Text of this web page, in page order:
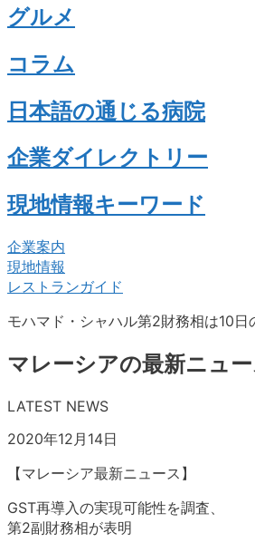
グルメ
コラム
日本語の通じる病院
企業ダイレクトリー
現地情報キーワード
企業案内
現地情報
レストランガイド
モハマド・シャハル第2財務相は10
マレーシアの最新ニュ
LATEST NEWS
2020年12月14日
【マレーシア最新ニュース】
GST再導入の実現可能性を調査、
第2副財務相が表明